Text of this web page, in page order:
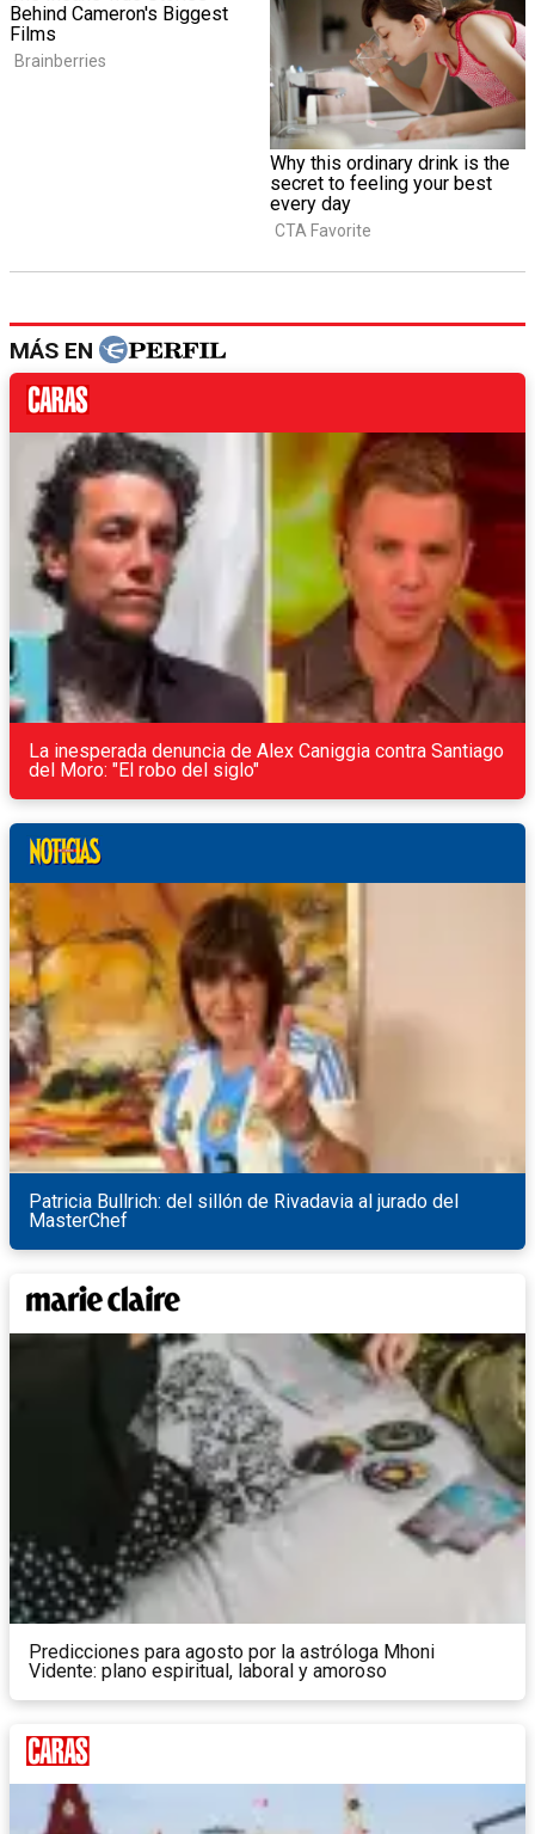
MÁS EN
La inesperada denuncia de Alex Caniggia contra Santiago
del Moro: "El robo del siglo"
Patricia Bullrich: del sillón de Rivadavia al jurado del
MasterChef
Predicciones para agosto por la astróloga Mhoni
Vidente: plano espiritual, laboral y amoroso